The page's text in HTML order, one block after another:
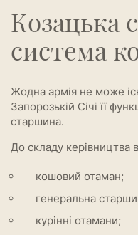
Козацька
система
Жодна армія не може
Запорозькій Січі її
старшина.
До складу керівництва
кошовий отаман;
генеральна
курінні отамани;